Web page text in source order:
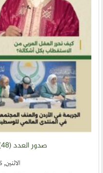
صدور العدد (٤٨) من مجلة الوسطية
الاثنين, July 27, 2026